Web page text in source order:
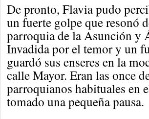
De pronto, Flavia pudo
un fuerte golpe que resonó
parroquia de la Asunción y
Invadida por el temor y un
guardó sus enseres en la
calle Mayor. Eran las once
parroquianos habituales en
tomado una pequeña pausa.